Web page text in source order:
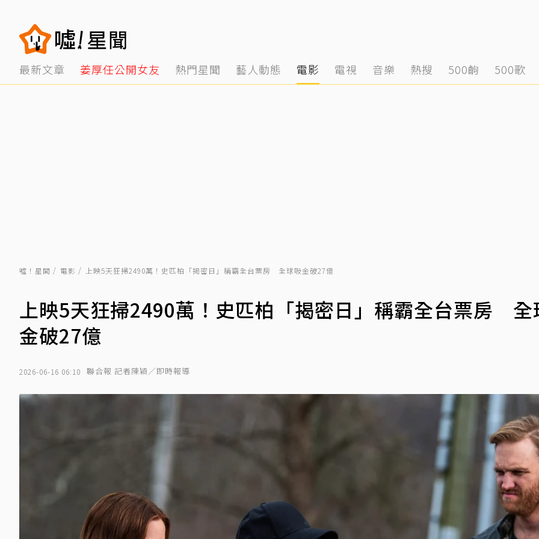
最新文章 姜厚任公開女友 熱門星聞 藝人動態 電影 電視 音樂 熱搜 500齣 500歌
噓！星聞 電影 上映5天狂掃2490萬！史匹柏「揭密日」稱霸全台票房 全球吸金破27億
上映5天狂掃2490萬！史匹柏「揭密日」稱霸全台票房 全
金破27億
2026-06-16 06:10 聯合報 記者陳穎／即時報導